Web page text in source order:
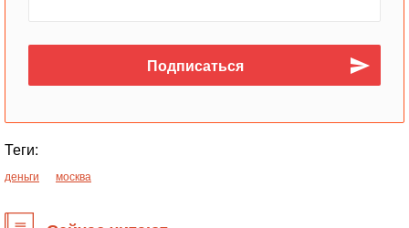
Теги:
деньги москва